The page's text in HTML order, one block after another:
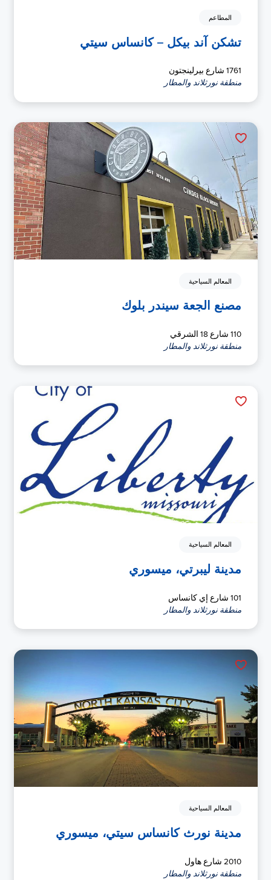
المطاعم
تشكن آند بيكل – كانساس سيتي
1761 شارع بيرلينجتون
منطقة نورثلاند والمطار
المعالم السياحية
مصنع الجعة سيندر بلوك
110 شارع 18 الشرقي
منطقة نورثلاند والمطار
المعالم السياحية
مدينة ليبرتي، ميسوري
101 شارع إي كانساس
منطقة نورثلاند والمطار
المعالم السياحية
مدينة نورث كانساس سيتي، ميسوري
2010 شارع هاول
منطقة نورثلاند والمطار